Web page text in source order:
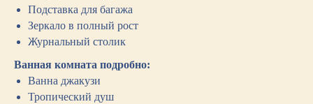
Подставка для багажа
Зеркало в полный рост
Журнальный столик
Ванная комната подробно:
Ванна джакузи
Тропический душ